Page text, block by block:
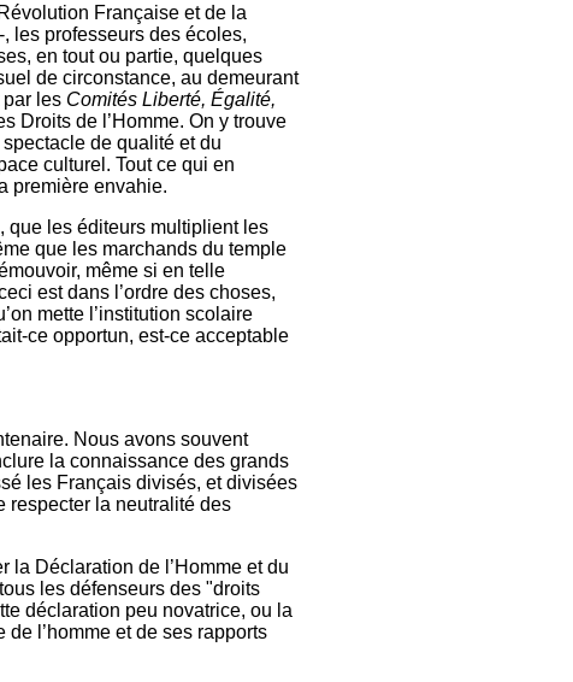
Française et de la
les professeurs des écoles,
en tout ou partie, quelques
de circonstance, au demeurant
les Comités Liberté, Égalité,
Droits de l’Homme. On y trouve
de qualité et du
culturel. Tout ce qui en
première envahie.
que les éditeurs multiplient les
que les marchands du temple
même si en telle
est dans l’ordre des choses,
mette l’institution scolaire
ce opportun, est-ce acceptable
Nous avons souvent
la connaissance des grands
les Français divisés, et divisées
respecter la neutralité des
la Déclaration de l’Homme et du
les défenseurs des "droits
déclaration peu novatrice, ou la
l’homme et de ses rapports